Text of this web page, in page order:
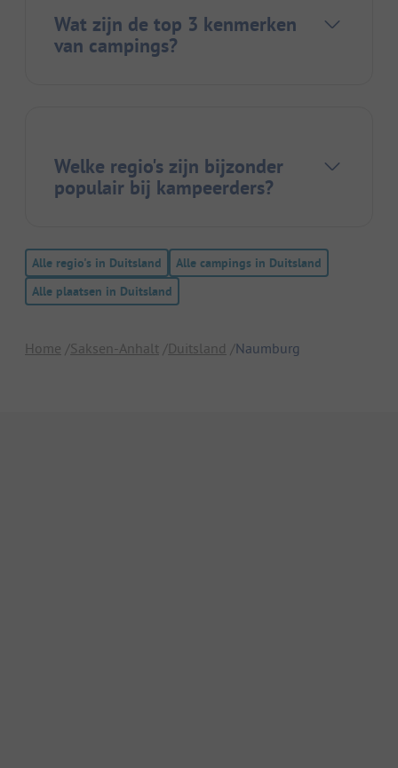
Wat zijn de top 3 kenmerken
van campings?
Welke regio's zijn bijzonder
populair bij kampeerders?
Alle regio's in Duitsland
Alle campings in Duitsland
Alle plaatsen in Duitsland
Home Saksen-Anhalt Duitsland Naumburg